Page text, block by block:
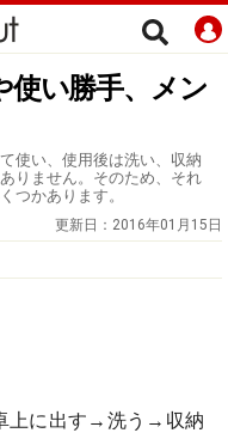
使い勝手、メン
使い、使用後は洗い、収納
りません。そのため、それ
つかあります。
更新日： 2016年01月15日
上に出す→洗う→収納